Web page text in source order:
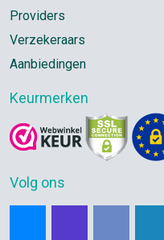
Providers
Verzekeraars
Aanbiedingen
Keurmerken
Volg ons